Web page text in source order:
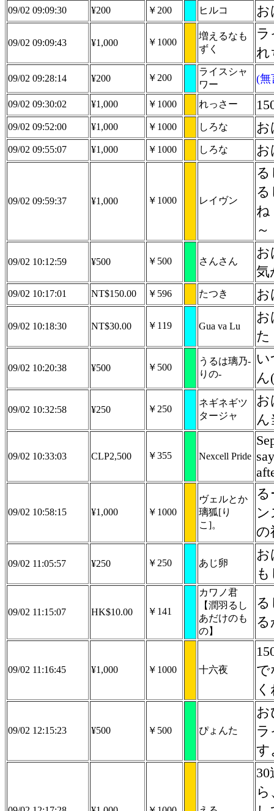
09/02 09:09:30 ¥200 ￥200 ヒルコ お
09/02 09:09:43 ¥1,000 ￥1000
増えるなも
ずく
れ
09/02 09:28:14 ¥200 ￥200
ライスシャ
ワー
(無
09/02 09:30:02 ¥1,000 ￥1000 れっさー
09/02 09:52:00 ¥1,000 ￥1000 しろな お
09/02 09:55:07 ¥1,000 ￥1000 しろな お
09/02 09:59:37 ¥1,000 ￥1000 レイヴン
る
ね
09/02 10:12:59 ¥500 ￥500 さんさん
お
気
09/02 10:17:01 NT$150.00 ￥596 たつき お
09/02 10:18:30 NT$30.00 ￥119 Gua va Lu
お
た
09/02 10:20:38 ¥500 ￥500
うるは璃乃-
りの-
い
09/02 10:32:58 ¥250 ￥250
ネギネギツ
タージャ
お
09/02 10:33:03 CLP2,500 ￥355 Nexcell Pride
09/02 10:58:15 ¥1,000 ￥1000
ヴェルとか
璃狐[り
こ]。
の
09/02 11:05:57 ¥250 ￥250 あじ卵
お
09/02 11:15:07 HK$10.00 ￥141
カワノ君
【潤羽るし
あだけのも
の】
09/02 11:16:45 ¥1,000 ￥1000 十六夜
で
09/02 12:15:23 ¥500 ￥500 ぴょんた
お
す